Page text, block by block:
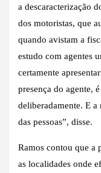
a descaracterização
dos motoristas, que
quando avistam a
estudo com agentes
certamente
presença do agente,
deliberadamente. E a
das pessoas”, disse.
Ramos contou que a
as localidades onde